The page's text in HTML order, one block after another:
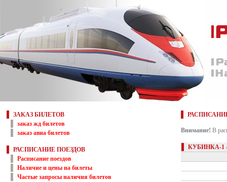
ЗАКАЗ БИЛЕТОВ
заказ жд билетов
заказ авиа билетов
РАСПИСАНИЕ ПОЕЗДОВ
Расписание поездов
Наличие и цены на билеты
Частые запросы наличия билетов
Внимание! В
КУБИНКА-1